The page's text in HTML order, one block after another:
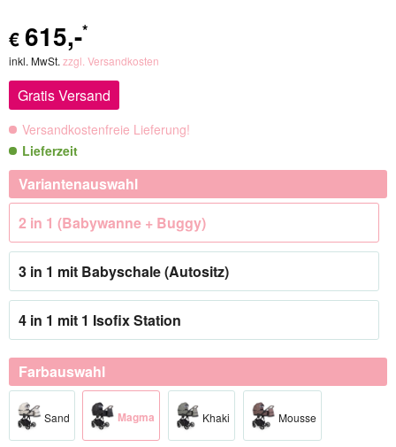
€ 615,-*
inkl. MwSt. zzgl. Versandkosten
Gratis Versand
Versandkostenfreie Lieferung!
Lieferzeit
Variantenauswahl
2 in 1 (Babywanne + Buggy)
3 in 1 mit Babyschale (Autositz)
4 in 1 mit 1 Isofix Station
Farbauswahl
Sand Magma Khaki Mousse